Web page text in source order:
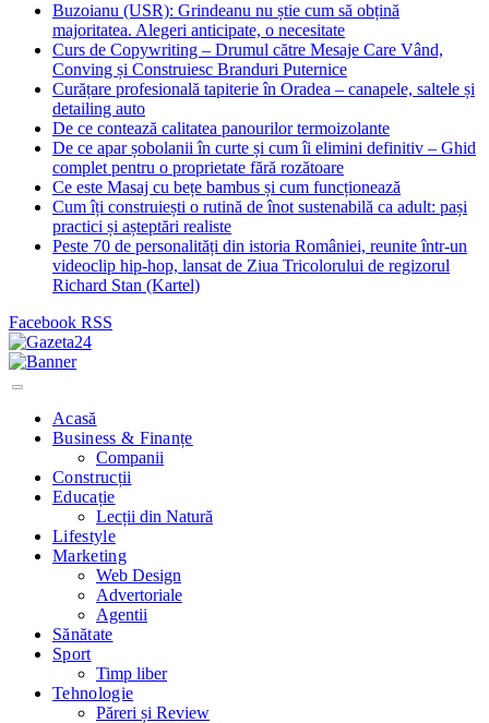
Buzoianu (USR): Grindeanu nu știe cum să obțină
majoritatea. Alegeri anticipate, o necesitate
Curs de Copywriting – Drumul către Mesaje Care Vând,
Conving și Construiesc Branduri Puternice
Curățare profesională tapiterie în Oradea – canapele, saltele și
detailing auto
De ce contează calitatea panourilor termoizolante
De ce apar șobolanii în curte și cum îi elimini definitiv – Ghid
complet pentru o proprietate fără rozătoare
Ce este Masaj cu bețe bambus și cum funcționează
Cum îți construiești o rutină de înot sustenabilă ca adult: pași
practici și așteptări realiste
Peste 70 de personalități din istoria României, reunite într-un
videoclip hip-hop, lansat de Ziua Tricolorului de regizorul
Richard Stan (Kartel)
Facebook RSS
Acasă
Business & Finanțe
Companii
Construcții
Educație
Lecții din Natură
Lifestyle
Marketing
Web Design
Advertoriale
Agentii
Sănătate
Sport
Timp liber
Tehnologie
Păreri și Review